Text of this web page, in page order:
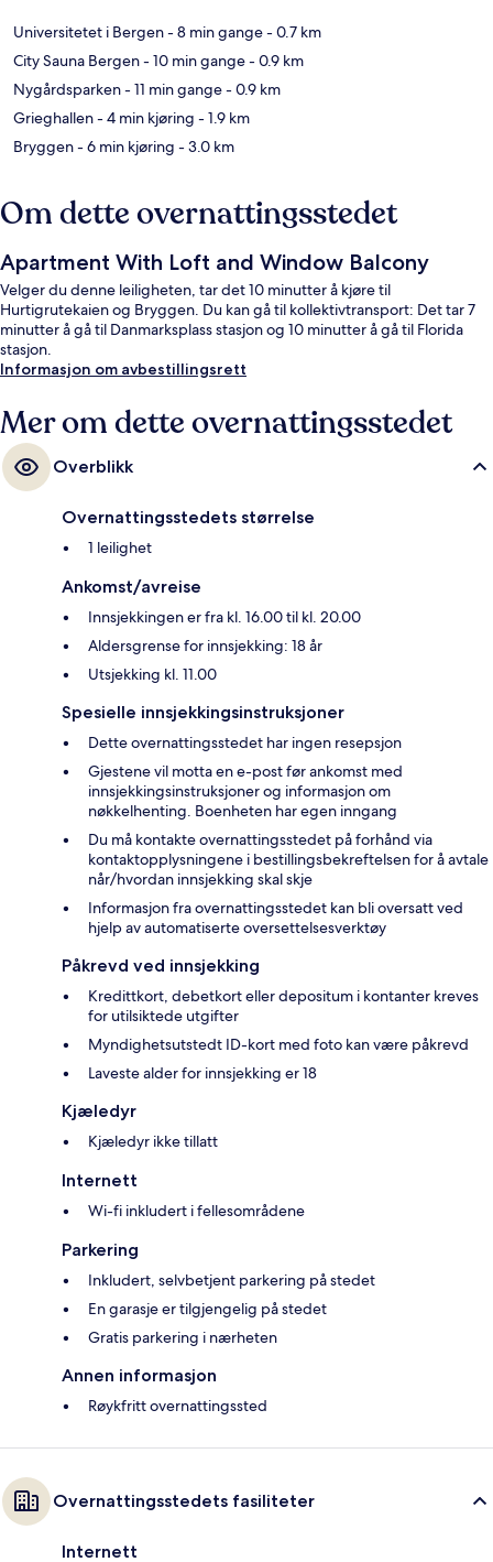
Universitetet i Bergen- 8 min gange- 0.7 km
City Sauna Bergen- 10 min gange- 0.9 km
Nygårdsparken- 11 min gange- 0.9 km
Grieghallen- 4 min kjøring - 1.9 km
Bryggen- 6 min kjøring - 3.0 km
Om dette overnattingsstedet
Apartment With Loft and Window Balcony
Velger du denne leiligheten, tar det 10 minutter å kjøre til
Hurtigrutekaien og Bryggen. Du kan gå til kollektivtransport: Det tar 7
minutter å gå til Danmarksplass stasjon og 10 minutter å gå til Florida
stasjon.
Informasjon om avbestillingsrett
Mer om dette overnattingsstedet
Overblikk
Overnattingsstedets størrelse
1 leilighet
Ankomst/avreise
Innsjekkingen er fra kl. 16.00 til kl. 20.00
Aldersgrense for innsjekking: 18 år
Utsjekking kl. 11.00
Spesielle innsjekkingsinstruksjoner
Dette overnattingsstedet har ingen resepsjon
Gjestene vil motta en e-post før ankomst med
innsjekkingsinstruksjoner og informasjon om
nøkkelhenting. Boenheten har egen inngang
Du må kontakte overnattingsstedet på forhånd via
kontaktopplysningene i bestillingsbekreftelsen for å avtale
når/hvordan innsjekking skal skje
Informasjon fra overnattingsstedet kan bli oversatt ved
hjelp av automatiserte oversettelsesverktøy
Påkrevd ved innsjekking
Kredittkort, debetkort eller depositum i kontanter kreves
for utilsiktede utgifter
Myndighetsutstedt ID-kort med foto kan være påkrevd
Laveste alder for innsjekking er 18
Kjæledyr
Kjæledyr ikke tillatt
Internett
Wi-fi inkludert i fellesområdene
Parkering
Inkludert, selvbetjent parkering på stedet
En garasje er tilgjengelig på stedet
Gratis parkering i nærheten
Annen informasjon
Røykfritt overnattingssted
Overnattingsstedets fasiliteter
Internett